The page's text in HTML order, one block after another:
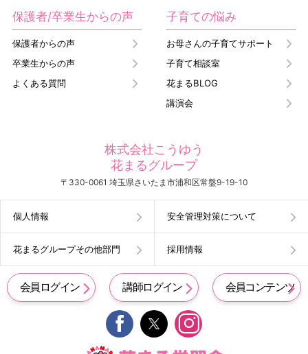
保護者/卒業生からの声
保護者からの声
卒業生からの声
よくある質問
子育ての悩み
お母さんの子育てサポート
子育て相談室
花まるBLOG
講演会
株式会社こうゆう
花まるグループ
〒330-0061 埼玉県さいたま市浦和区常盤9-19-10
個人情報 安全管理対策について
花まるグループその他部門 採用情報
会員ログイン 講師ログイン 会員コンテンツ
 